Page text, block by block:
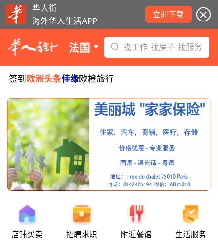
华人街
海外华人生活APP
立即下载
法国 找工作 找房子 找服务
签到 欧洲头条佳缘欧橙旅行
店铺买卖 招聘求职 附近餐馆 生活服务
8月6日要闻：法国医学实习名额大增！